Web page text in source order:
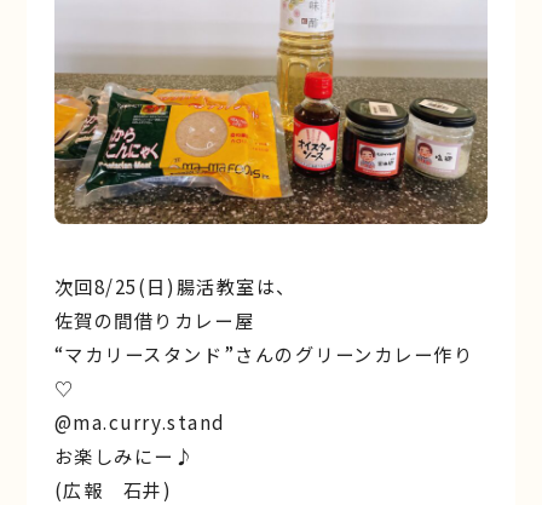
次回8/25(日)腸活教室は、
佐賀の間借りカレー屋
“マカリースタンド”さんのグリーンカレー作り
♡
@ma.curry.stand
お楽しみにー♪︎
(広報 石井)